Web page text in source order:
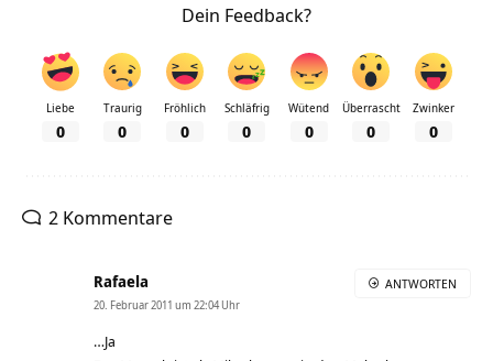
Dein Feedback?
Liebe
0
Traurig
0
Fröhlich
0
Schläfrig
0
Wütend
0
Überrascht
0
Zwinker
0
2 Kommentare
Rafaela
20. Februar 2011 um 22:04 Uhr
…Ja
ANTWORTEN